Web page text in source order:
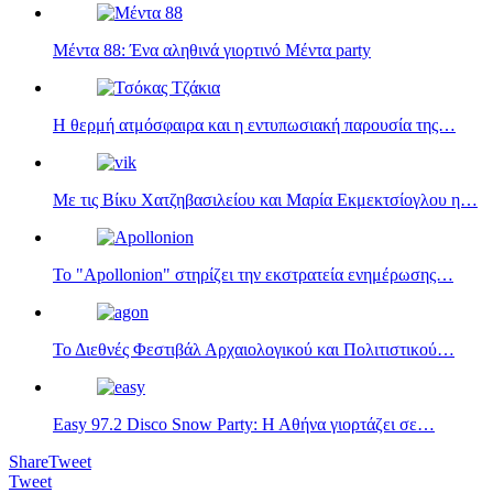
Μέντα 88: Ένα αληθινά γιορτινό Μέντα party
Η θερμή ατμόσφαιρα και η εντυπωσιακή παρουσία της…
Με τις Βίκυ Χατζηβασιλείου και Μαρία Εκμεκτσίογλου η…
Το "Apollonion" στηρίζει την εκστρατεία ενημέρωσης…
Το Διεθνές Φεστιβάλ Αρχαιολογικού και Πολιτιστικού…
Easy 97.2 Disco Snow Party: Η Αθήνα γιορτάζει σε…
ShareTweet
Tweet